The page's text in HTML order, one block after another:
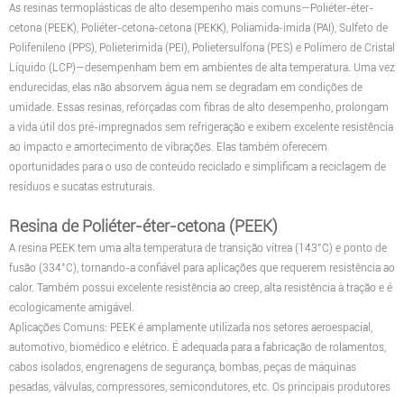
As resinas termoplásticas de alto desempenho mais comuns—Poliéter-éter-
cetona (PEEK), Poliéter-cetona-cetona (PEKK), Poliamida-imida (PAI), Sulfeto de
Polifenileno (PPS), Polieterimida (PEI), Polietersulfona (PES) e Polímero de Cristal
Líquido (LCP)—desempenham bem em ambientes de alta temperatura. Uma vez
endurecidas, elas não absorvem água nem se degradam em condições de
umidade. Essas resinas, reforçadas com fibras de alto desempenho, prolongam
a vida útil dos pré-impregnados sem refrigeração e exibem excelente resistência
ao impacto e amortecimento de vibrações. Elas também oferecem
oportunidades para o uso de conteúdo reciclado e simplificam a reciclagem de
resíduos e sucatas estruturais.
Resina de Poliéter-éter-cetona (PEEK)
A resina PEEK tem uma alta temperatura de transição vítrea (143°C) e ponto de
fusão (334°C), tornando-a confiável para aplicações que requerem resistência ao
calor. Também possui excelente resistência ao creep, alta resistência à tração e é
ecologicamente amigável.
Aplicações Comuns: PEEK é amplamente utilizada nos setores aeroespacial,
automotivo, biomédico e elétrico. É adequada para a fabricação de rolamentos,
cabos isolados, engrenagens de segurança, bombas, peças de máquinas
pesadas, válvulas, compressores, semicondutores, etc. Os principais produtores